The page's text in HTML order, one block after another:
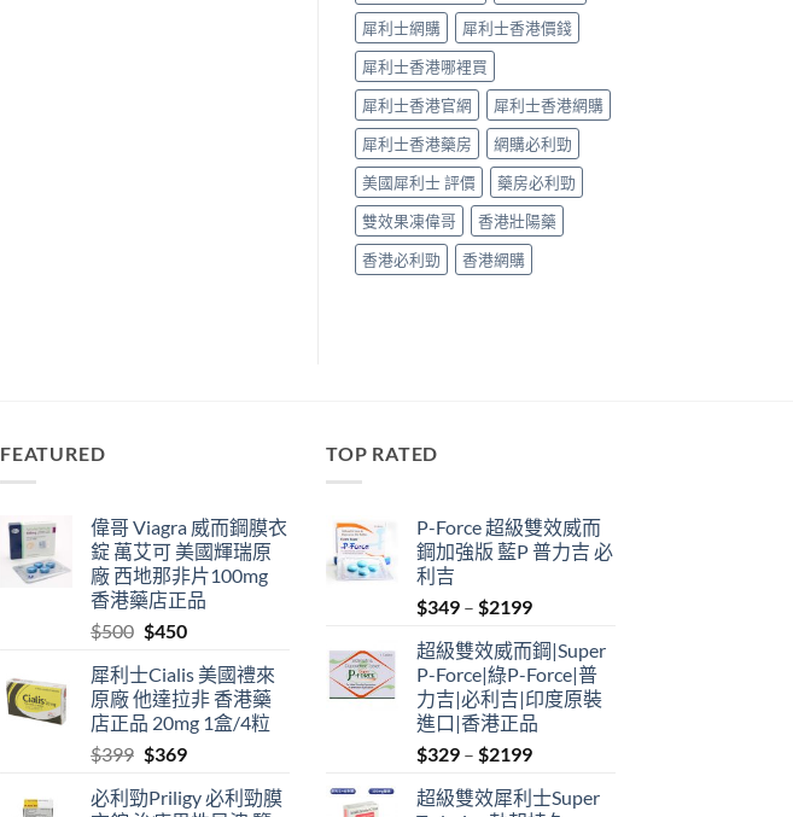
犀利士網購
犀利士香港價錢
犀利士香港哪裡買
犀利士香港官網
犀利士香港網購
犀利士香港藥房
網購必利勁
美國犀利士 評價
藥房必利勁
雙效果凍偉哥
香港壯陽藥
香港必利勁
香港網購
FEATURED
偉哥 Viagra 威而鋼膜衣
錠 萬艾可 美國輝瑞原
廠 西地那非片100mg
香港藥店正品
$500 Original
was:
$500.
$450Current
is:
$450.
犀利士Cialis 美國禮來
原廠 他達拉非 香港藥
店正品 20mg 1盒/4粒
$399 Original
was:
$369Current
is:
必利勁Priligy 必利勁膜
TOP RATED
P-Force 超級雙效威而
鋼加強版 藍P 普力吉 必
利吉
$349 – $2199Price
$349
through
$2199
超級雙效威而鋼|Super
P-Force|綠P-Force|普
力吉|必利吉|印度原裝
進口|香港正品
$329 – $2199Price
$329
超級雙效犀利士Super